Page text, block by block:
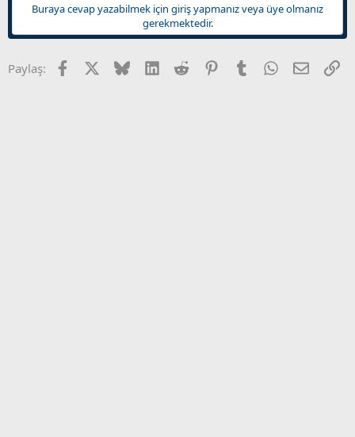
Buraya cevap yazabilmek için giriş yapmanız veya üye olmanız
gerekmektedir.
Paylaş: Facebook BlueskyLinkedInReddit PinterestTumblr WhatsApp
E-posta